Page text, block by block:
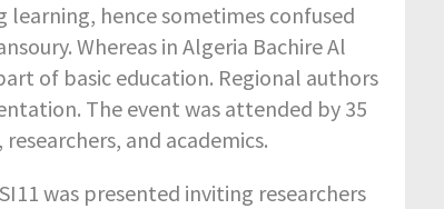
hence sometimes confused
Whereas in Algeria Bachire Al
of basic education. Regional authors
The event was attended by 35
and academics.
was presented inviting researchers